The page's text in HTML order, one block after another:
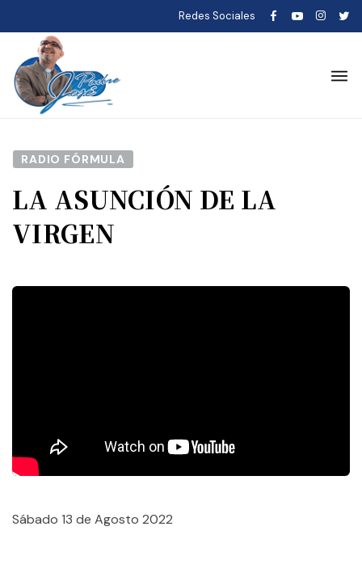
Redes Sociales
RADIO FÓRMULA
LA ASUNCIÓN DE LA
VIRGEN
Sábado 13 de Agosto 2022